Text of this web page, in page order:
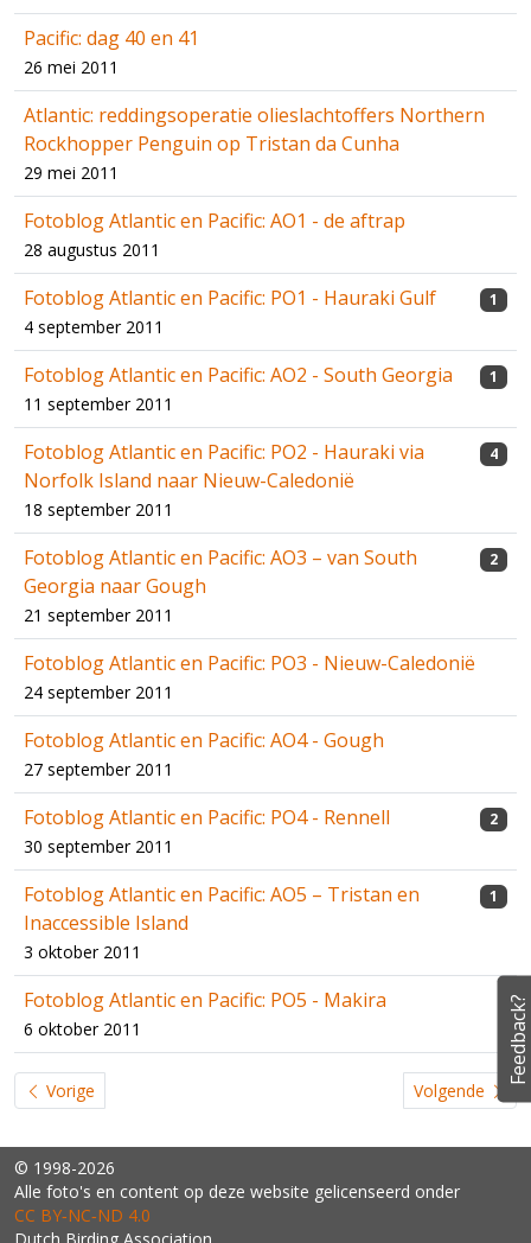
Pacific: dag 40 en 41
26 mei 2011
Atlantic: reddingsoperatie olieslachtoffers Northern
Rockhopper Penguin op Tristan da Cunha
29 mei 2011
Fotoblog Atlantic en Pacific: AO1 - de aftrap
28 augustus 2011
Fotoblog Atlantic en Pacific: PO1 - Hauraki Gulf
4 september 2011
1
Fotoblog Atlantic en Pacific: AO2 - South Georgia
11 september 2011
1
Fotoblog Atlantic en Pacific: PO2 - Hauraki via
Norfolk Island naar Nieuw-Caledonië
18 september 2011
4
Fotoblog Atlantic en Pacific: AO3 – van South
Georgia naar Gough
21 september 2011
2
Fotoblog Atlantic en Pacific: PO3 - Nieuw-Caledonië
24 september 2011
Fotoblog Atlantic en Pacific: AO4 - Gough
27 september 2011
Fotoblog Atlantic en Pacific: PO4 - Rennell
30 september 2011
2
Fotoblog Atlantic en Pacific: AO5 – Tristan en
Inaccessible Island
3 oktober 2011
1
Fotoblog Atlantic en Pacific: PO5 - Makira
6 oktober 2011
Vorige Volgende
© 1998-2026
Alle foto's en content op deze website gelicenseerd onder
CC BY‑NC‑ND 4.0
Feedback?